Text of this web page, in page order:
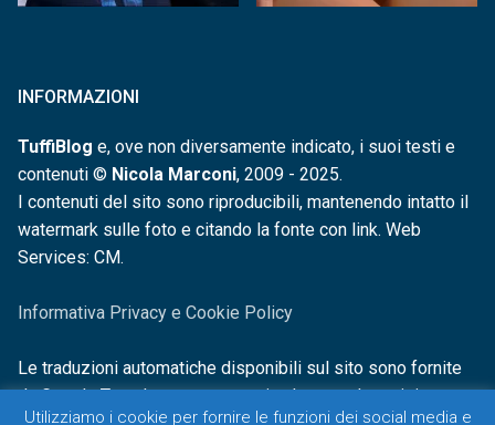
INFORMAZIONI
TuffiBlog e, ove non diversamente indicato, i suoi testi e
contenuti © Nicola Marconi, 2009 - 2025.
I contenuti del sito sono riproducibili, mantenendo intatto il
watermark sulle foto e citando la fonte con link. Web
Services: CM.
Informativa Privacy e Cookie Policy
Le traduzioni automatiche disponibili sul sito sono fornite
da Google Translate e non sono in alcun modo revisionate o
Utilizziamo i cookie per fornire le funzioni dei social media e